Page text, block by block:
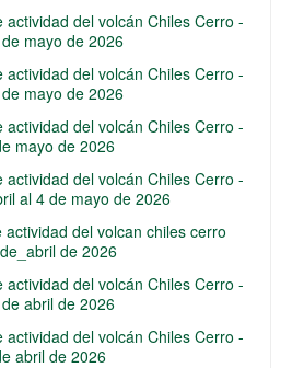
actividad del volcán Chiles Cerro -
mayo de 2026
actividad del volcán Chiles Cerro -
mayo de 2026
actividad del volcán Chiles Cerro -
mayo de 2026
actividad del volcán Chiles Cerro -
al 4 de mayo de 2026
actividad del volcan chiles cerro
de 2026
actividad del volcán Chiles Cerro -
abril de 2026
actividad del volcán Chiles Cerro -
abril de 2026